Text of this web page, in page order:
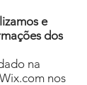
e
dos
na
nos